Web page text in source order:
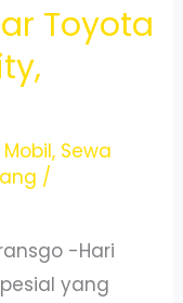
Toyota
, Sewa
/
-Hari
yang